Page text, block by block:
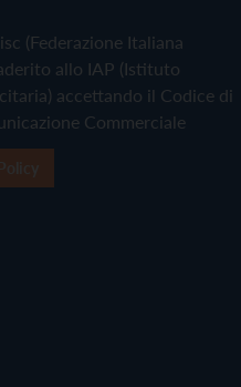
(Federazione Italiana
allo IAP (Istituto
accettando il Codice di
Commerciale